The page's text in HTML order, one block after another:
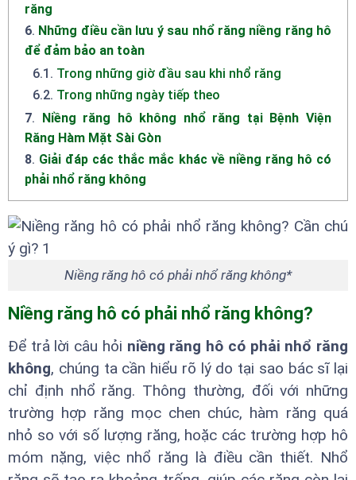
răng
6. Những điều cần lưu ý sau nhổ răng niềng răng hô
để đảm bảo an toàn
6.1 . Trong những giờ đầu sau khi nhổ răng
6.2. Trong những ngày tiếp theo
7. Niềng răng hô không nhổ răng tại Bệnh Viện
Răng Hàm Mặt Sài Gòn
8. Giải đáp các thắc mắc khác về niềng răng hô có
phải nhổ răng không
Niềng răng hô có phải nhổ răng không*
Niềng răng hô có phải nhổ răng không?
Để trả lời câu hỏi niềng răng hô có phải nhổ răng
không, chúng ta cần hiểu rõ lý do tại sao bác sĩ lại
chỉ định nhổ răng. Thông thường, đối với những
trường hợp răng mọc chen chúc, hàm răng quá
nhỏ so với số lượng răng, hoặc các trường hợp hô
móm nặng, việc nhổ răng là điều cần thiết. Nhổ